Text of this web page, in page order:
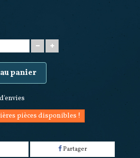
panier
pièces disponibles !
Partager